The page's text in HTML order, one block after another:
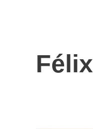
Félix